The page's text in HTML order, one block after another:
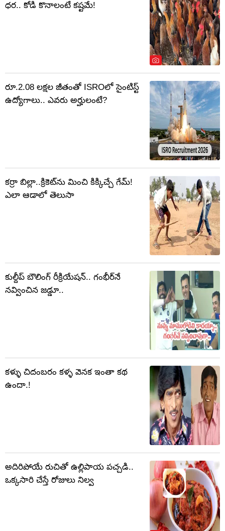
ధర.. కోడి కొనాలంటే కష్టమే!
రూ.2.08 లక్షల జీతంతో ISROలో సైంటిస్ట్
ఉద్యోగాలు.. ఎవరు అర్హులంటే?
కర్రా బిల్లా..క్రికెట్‌ను మించి కిక్కిచ్చే గేమ్!
ఎలా ఆడాలో తెలుసా
కుల్దీప్ బౌలింగ్ రీక్రియేషన్.. గంభీర్‌నే
నవ్వించిన జడ్డూ..
కళ్ళు చిదంబరం కళ్ళ వెనక ఇంతా కథ
ఉందా.!
అదిరిపోయే రుచితో ఉల్లిపాయ పచ్చడి..
ఒక్కసారి చేస్తే రోజులు నిల్వ